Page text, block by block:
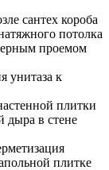
сантех короба
потолка
проемом
унитаза к
плитки
дыра в стене
плитке